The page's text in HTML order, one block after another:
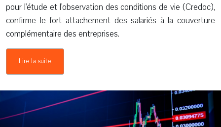
pour l'étude et l'observation des conditions de vie (Credoc),
confirme le fort attachement des salariés à la couverture
complémentaire des entreprises.
Lire la suite